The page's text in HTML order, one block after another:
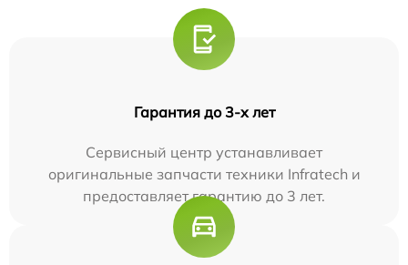
Гарантия до 3-х лет
Сервисный центр устанавливает
оригинальные запчасти техники Infratech и
предоставляет гарантию до 3 лет.